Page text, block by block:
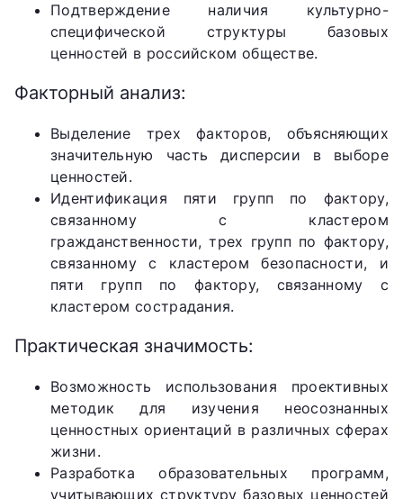
Подтверждение наличия культурно-
специфической структуры базовых
ценностей в российском обществе.
Факторный анализ:
Выделение трех факторов, объясняющих
значительную часть дисперсии в выборе
ценностей.
Идентификация пяти групп по фактору,
связанному с кластером
гражданственности, трех групп по фактору,
связанному с кластером безопасности, и
пяти групп по фактору, связанному с
кластером сострадания.
Практическая значимость:
Возможность использования проективных
методик для изучения неосознанных
ценностных ориентаций в различных сферах
жизни.
Разработка образовательных программ,
учитывающих структуру базовых ценностей